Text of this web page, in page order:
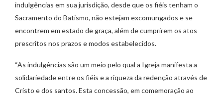
indulgências em sua jurisdição, desde que os fiéis tenham o
Sacramento do Batismo, não estejam excomungados e se
encontrem em estado de graça, além de cumprirem os atos
prescritos nos prazos e modos estabelecidos.
“As indulgências são um meio pelo qual a Igreja manifesta a
solidariedade entre os fiéis e a riqueza da redenção através de
Cristo e dos santos. Esta concessão, em comemoração ao